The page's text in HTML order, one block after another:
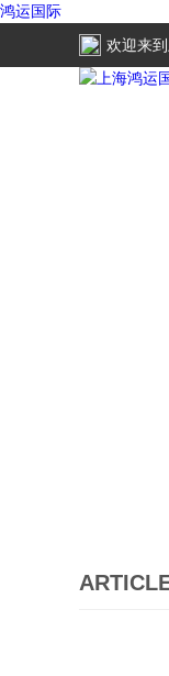
鸿运国际
欢迎来到